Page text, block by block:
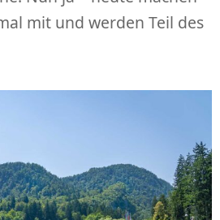
mit und werden Teil des